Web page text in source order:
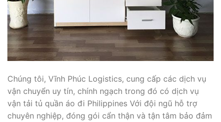
Chúng tôi, Vĩnh Phúc Logistics, cung cấp các dịch vụ
vận chuyển uy tín, chính ngạch trong đó có dịch vụ
vận tải tủ quần áo đi Philippines Với đội ngũ hỗ trợ
chuyên nghiệp, đóng gói cẩn thận và tận tâm bảo đảm